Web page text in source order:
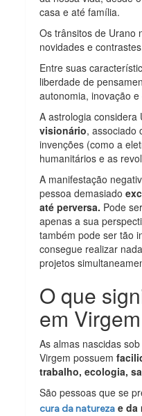
casa e até família.
Os trânsitos de Urano
novidades e
Entre suas
liberdade de
autonomia, inovação
A astrologia considera
visionário, associado
invenções (como a
humanitários e as
A manifestação
pessoa demasiado
até perversa. Pode
apenas a sua
também pode ser tão
consegue realizar
projetos
O que
em Virgem
As almas nascidas
Virgem possuem
trabalho, ecologia,
São pessoas que se
cura da natureza e da